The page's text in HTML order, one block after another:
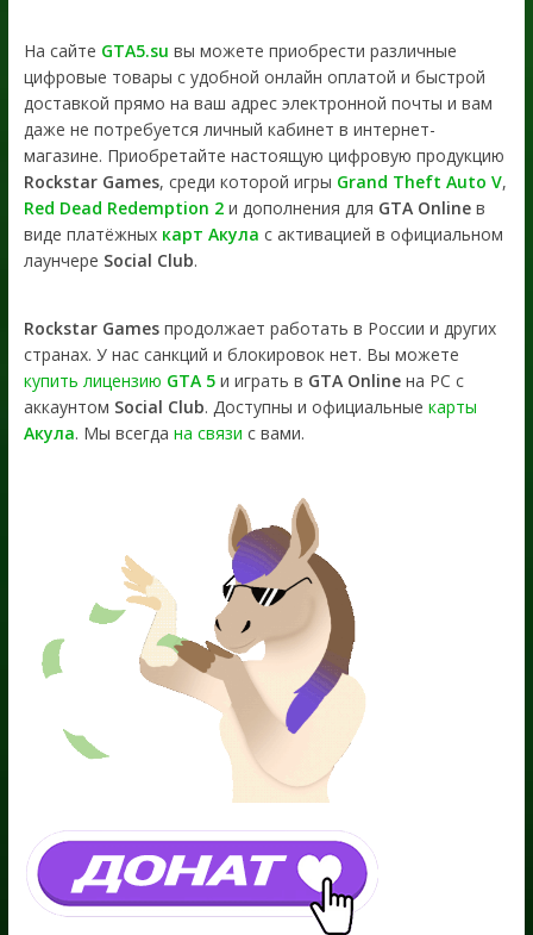
На сайте GTA5.su вы можете приобрести различные
цифровые товары с удобной онлайн оплатой и быстрой
доставкой прямо на ваш адрес электронной почты и вам
даже не потребуется личный кабинет в интернет-
магазине. Приобретайте настоящую цифровую продукцию
Rockstar Games, среди которой игры Grand Theft Auto V,
Red Dead Redemption 2и дополнения для GTA Onlineв
виде платёжных карт Акула с активацией в официальном
лаунчере Social Club.
Rockstar Gamesпродолжает работать в России и других
странах. У нас санкций и блокировок нет. Вы можете
купить лицензию GTA 5и играть в GTA Onlineна PC с
аккаунтом Social Club. Доступны и официальные карты
Акула. Мы всегда на связи с вами.